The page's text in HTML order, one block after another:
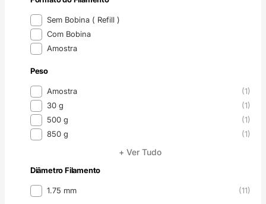
Formato do Filamento
Sem Bobina ( Refill )
Com Bobina
Amostra
Peso
Peso Amostra
(1)
30 g
(1)
500 g
(1)
850 g
(1)
+ Ver Tudo
Diâmetro Filamento
Diâmetro Filamento
1.75 mm (11)